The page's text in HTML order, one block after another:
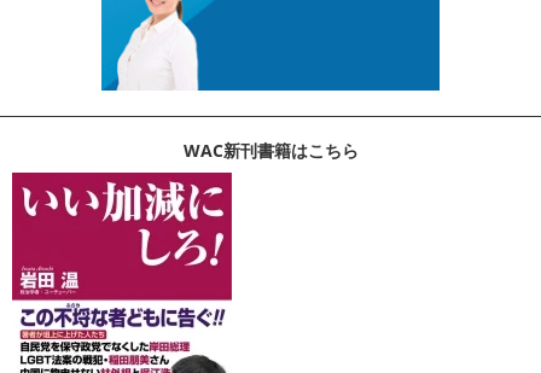
WAC新刊書籍はこちら